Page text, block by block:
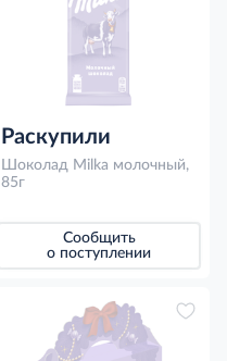
Раскупили
Шоколад Milka молочный,
85г
Сообщить
о поступлении